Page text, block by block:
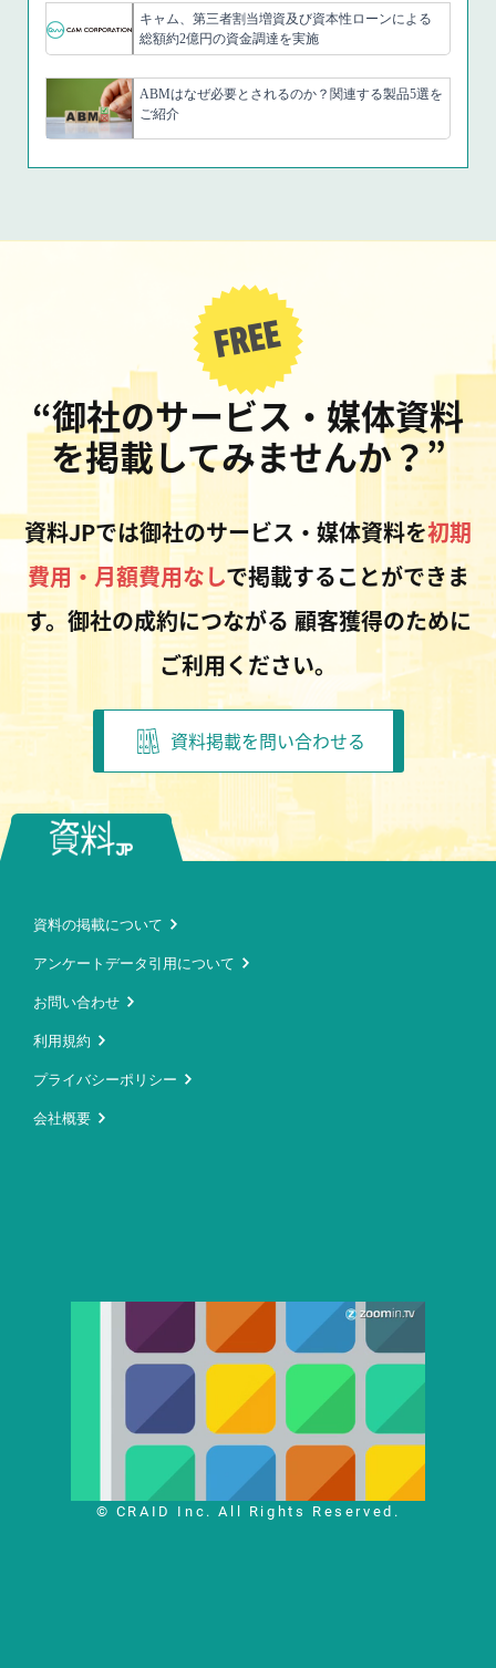
キャム、第三者割当増資及び資本性ローンによる
総額約2億円の資金調達を実施
ABMはなぜ必要とされるのか？関連する製品5選を
ご紹介
“御社のサービス・媒体資料
を掲載してみませんか？”
資料JPでは御社のサービス・媒体資料を初期
費用・月額費用なしで掲載することができま
す。御社の成約につながる 顧客獲得のために
ご利用ください。
資料掲載を問い合わせる
資料の掲載について
アンケートデータ引用について
お問い合わせ
利用規約
プライバシーポリシー
会社概要
© CRAID Inc. All Rights Reserved.